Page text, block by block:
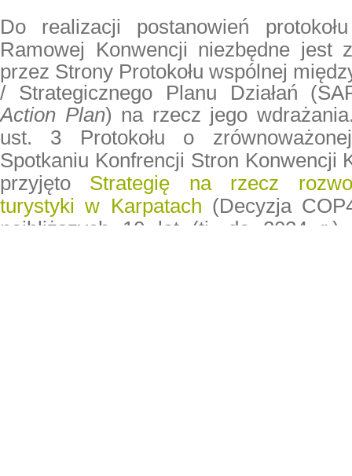
Do realizacji postanowień
Ramowej Konwencji niezbędne jest
przez Strony Protokołu wspólnej
/ Strategicznego Planu Działań
Action Plan) na rzecz jego
ust. 3 Protokołu o
Spotkaniu Konfrencji Stron Konwencji
przyjęto Strategię na rzecz
turystyki w Karpatach (Decyzja
najbliższych 10 lat (tj. do 2024 r.),